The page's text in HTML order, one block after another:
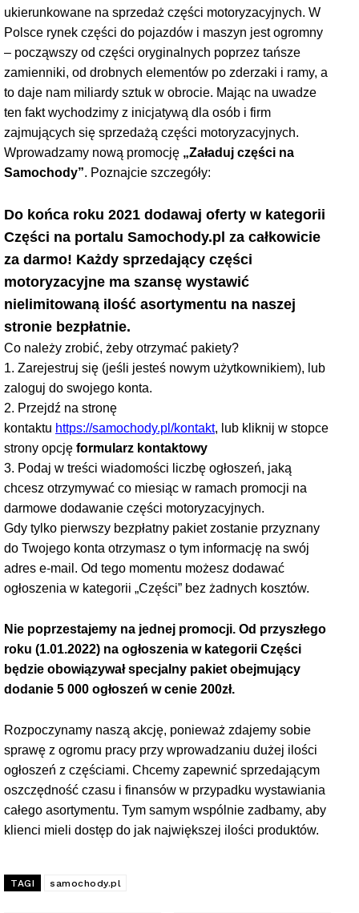
ukierunkowane na sprzedaż części motoryzacyjnych. W
Polsce rynek części do pojazdów i maszyn jest ogromny
– począwszy od części oryginalnych poprzez tańsze
zamienniki, od drobnych elementów po zderzaki i ramy, a
to daje nam miliardy sztuk w obrocie. Mając na uwadze
ten fakt wychodzimy z inicjatywą dla osób i firm
zajmujących się sprzedażą części motoryzacyjnych.
Wprowadzamy nową promocję „Załaduj części na
Samochody”. Poznajcie szczegóły:
Do końca roku 2021 dodawaj oferty w kategorii
Części na portalu Samochody.pl za całkowicie
za darmo! Każdy sprzedający części
motoryzacyjne ma szansę wystawić
nielimitowaną ilość asortymentu na naszej
stronie bezpłatnie.
Co należy zrobić, żeby otrzymać pakiety?
1. Zarejestruj się (jeśli jesteś nowym użytkownikiem), lub
zaloguj do swojego konta.
2. Przejdź na stronę
kontaktu https://samochody.pl/kontakt, lub kliknij w stopce
strony opcję formularz kontaktowy
3. Podaj w treści wiadomości liczbę ogłoszeń, jaką
chcesz otrzymywać co miesiąc w ramach promocji na
darmowe dodawanie części motoryzacyjnych.
Gdy tylko pierwszy bezpłatny pakiet zostanie przyznany
do Twojego konta otrzymasz o tym informację na swój
adres e-mail. Od tego momentu możesz dodawać
ogłoszenia w kategorii „Części” bez żadnych kosztów.
Nie poprzestajemy na jednej promocji. Od przyszłego
roku (1.01.2022) na ogłoszenia w kategorii Części
będzie obowiązywał specjalny pakiet obejmujący
dodanie 5 000 ogłoszeń w cenie 200zł.
Rozpoczynamy naszą akcję, ponieważ zdajemy sobie
sprawę z ogromu pracy przy wprowadzaniu dużej ilości
ogłoszeń z częściami. Chcemy zapewnić sprzedającym
oszczędność czasu i finansów w przypadku wystawiania
całego asortymentu. Tym samym wspólnie zadbamy, aby
klienci mieli dostęp do jak największej ilości produktów.
TAGI samochody.pl